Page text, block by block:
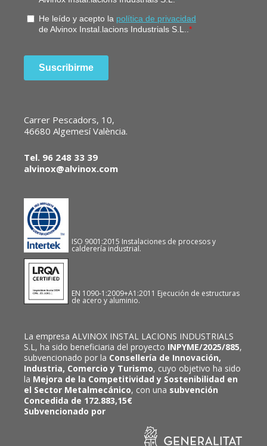
Carrer Pescadors, 10,
46680 Algemesí València.
Tel. 96 248 33 39
alvinox@alvinox.com
ISO 9001:2015 Instalaciones de procesos y
calderería industrial.
EN 1090-1:2009+A1:2011 Ejecución de estructuras
de acero y aluminio.
La empresa ALVINOX INSTAL LACIONS INDUSTRIALS
S.L, ha sido beneficiaria del proyecto INPYME/2025/885,
subvencionado por la Consellería de Innovación,
Industria, Comercio y Turismo, cuyo objetivo ha sido
la Mejora de la Competitividad y Sostenibilidad en
el Sector Metalmecánico, con una subvención
Concedida de 172.883,15€
Subvencionado por